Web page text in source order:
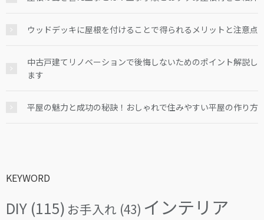
ウッドデッキに屋根を付けることで得られるメリットと注意点
中古戸建てリノベーションで後悔しないためのポイント解説し
ます
平屋の魅力と成功の秘訣！おしゃれで住みやすい平屋の作り方
KEYWORD
DIY (115) お手入れ (43) インテリア